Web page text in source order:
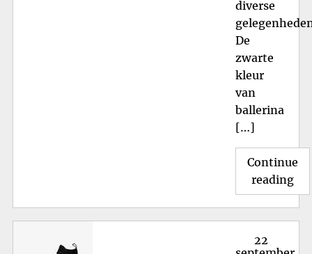
diverse
De
zwarte
kleur
van
ballerina
[…]
Continue
reading
Posted
22